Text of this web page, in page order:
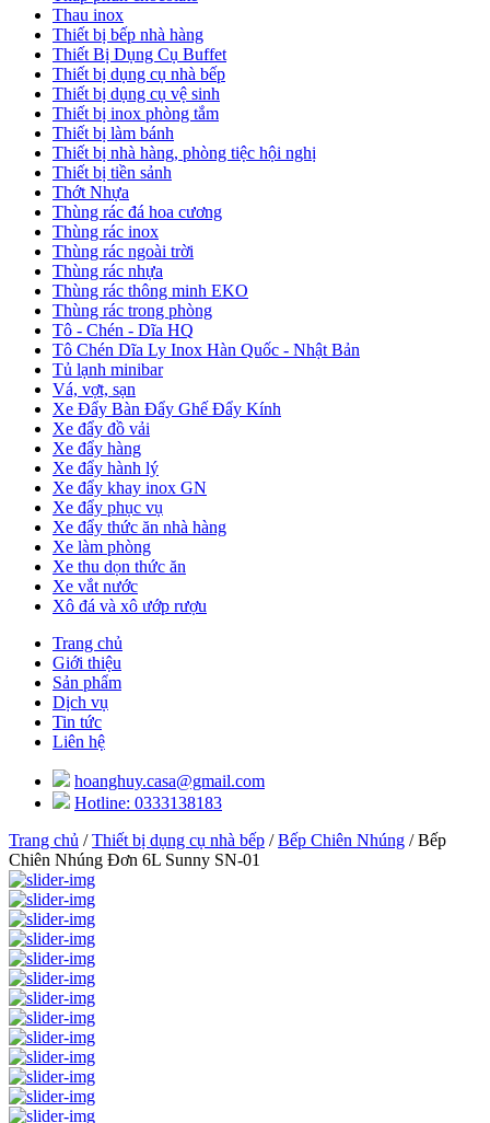
Thau inox
Thiết bị bếp nhà hàng
Thiết Bị Dụng Cụ Buffet
Thiết bị dụng cụ nhà bếp
Thiết bị dụng cụ vệ sinh
Thiết bị inox phòng tắm
Thiết bị làm bánh
Thiết bị nhà hàng, phòng tiệc hội nghị
Thiết bị tiền sảnh
Thớt Nhựa
Thùng rác đá hoa cương
Thùng rác inox
Thùng rác ngoài trời
Thùng rác nhựa
Thùng rác thông minh EKO
Thùng rác trong phòng
Tô - Chén - Dĩa HQ
Tô Chén Dĩa Ly Inox Hàn Quốc - Nhật Bản
Tủ lạnh minibar
Vá, vợt, sạn
Xe Đẩy Bàn Đẩy Ghế Đẩy Kính
Xe đẩy đồ vải
Xe đẩy hàng
Xe đẩy hành lý
Xe đẩy khay inox GN
Xe đẩy phục vụ
Xe đẩy thức ăn nhà hàng
Xe làm phòng
Xe thu dọn thức ăn
Xe vắt nước
Xô đá và xô ướp rượu
Trang chủ
Giới thiệu
Sản phẩm
Dịch vụ
Tin tức
Liên hệ
hoanghuy.casa@gmail.com
Hotline: 0333138183
Trang chủ /Thiết bị dụng cụ nhà bếp /Bếp Chiên Nhúng / Bếp
Chiên Nhúng Đơn 6L Sunny SN-01